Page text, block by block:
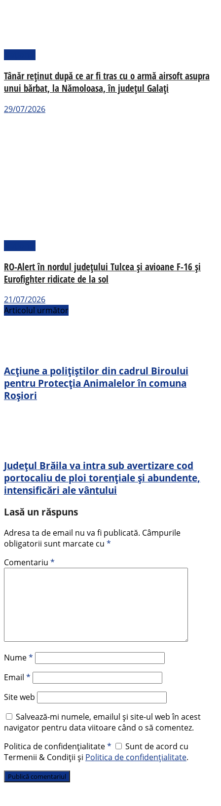
Tânăr reținut după ce ar fi tras cu o armă airsoft asupra
unui bărbat, la Nămoloasa, în județul Galați
29/07/2026
RO-Alert în nordul județului Tulcea și avioane F-16 și
Eurofighter ridicate de la sol
21/07/2026
Articolul următor
Acțiune a polițiștilor din cadrul Biroului
pentru Protecția Animalelor în comuna
Roșiori
Județul Brăila va intra sub avertizare cod
portocaliu de ploi torențiale și abundente,
intensificări ale vântului
Lasă un răspuns
Adresa ta de email nu va fi publicată. Câmpurile
obligatorii sunt marcate cu *
Comentariu *
Nume*
Email *
Site web
Salvează-mi numele, emailul și site-ul web în acest
navigator pentru data viitoare când o să comentez.
Politica de confidențialitate*
Sunt de acord cu
Termenii & Condiții și Politica de confidențialitate.